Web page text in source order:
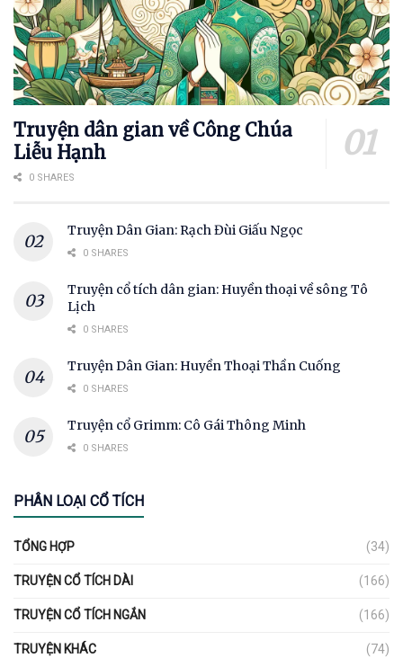
Truyện dân gian về Công Chúa
Liễu Hạnh
0 SHARES
Truyện Dân Gian: Rạch Đùi Giấu Ngọc
0 SHARES
Truyện cổ tích dân gian: Huyền thoại về sông Tô
Lịch
0 SHARES
Truyện Dân Gian: Huyền Thoại Thần Cuống
0 SHARES
Truyện cổ Grimm: Cô Gái Thông Minh
0 SHARES
PHÂN LOẠI CỔ TÍCH
TỔNG HỢP (34)
TRUYỆN CỔ TÍCH DÀI (166)
TRUYỆN CỔ TÍCH NGẮN (166)
TRUYỆN KHÁC (74)